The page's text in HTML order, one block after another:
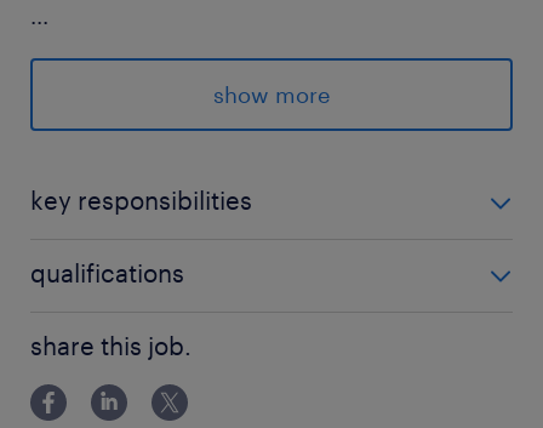
...
een veelzijdige functie als halve bediende
show more
key responsibilities
nodig op de werkvloer. Je vangt pauzes op,
bereidingen en staat in voor het instellen en
Administratie & Planning: Je neemt het
qualifications
Engels en Frans is een pluspunt.
Je hebt een basiskennis van Microsoft
share this job.